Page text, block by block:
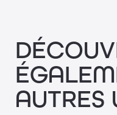
AUTRES